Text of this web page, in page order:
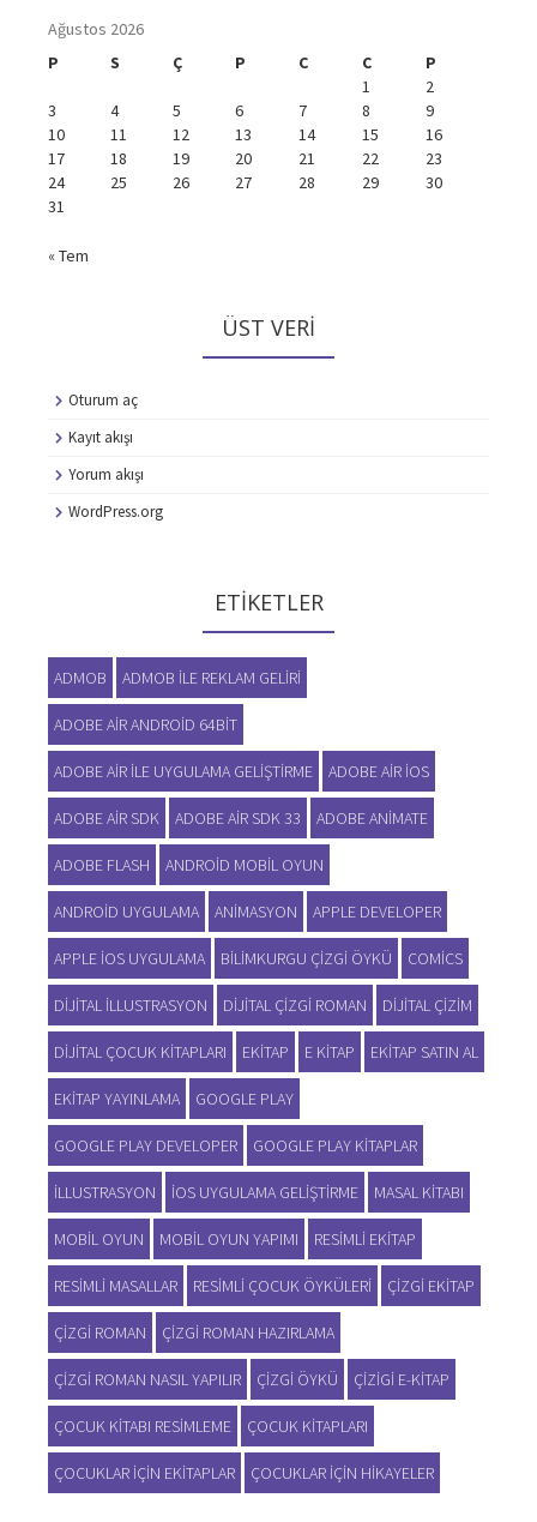
Ağustos 2026
P
S Ç P C C
P
1
2
3
4 5 6 7 8
9
10
11 12 13 14 15
16
17
18 19 20 21 22
23
24
25 26 27 28 29
30
31
« Tem
ÜST VERI
Oturum aç
Kayıt akışı
Yorum akışı
WordPress.org
ETIKETLER
ADMOB ADMOB ILE REKLAM GELIRI
ADOBE AIR ANDROID 64BIT
ADOBE AIR ILE UYGULAMA GELIŞTIRME ADOBE AIR IOS
ADOBE AIR SDK ADOBE AIR SDK 33 ADOBE ANIMATE
ADOBE FLASH ANDROID MOBIL OYUN
ANDROID UYGULAMA ANIMASYON APPLE DEVELOPER
APPLE IOS UYGULAMA BILIMKURGU ÇIZGI ÖYKÜ COMICS
DIJITAL ILLUSTRASYON DIJITAL ÇIZGI ROMAN DIJITAL ÇIZIM
DIJITAL ÇOCUK KITAPLARI EKITAP E KITAP EKITAP SATIN AL
EKITAP YAYINLAMA GOOGLE PLAY
GOOGLE PLAY DEVELOPER GOOGLE PLAY KITAPLAR
ILLUSTRASYON IOS UYGULAMA GELIŞTIRME MASAL KITABI
MOBIL OYUN MOBIL OYUN YAPIMI RESIMLI EKITAP
RESIMLI MASALLAR RESIMLI ÇOCUK ÖYKÜLERI ÇIZGI EKITAP
ÇIZGI ROMAN ÇIZGI ROMAN HAZIRLAMA
ÇIZGI ROMAN NASIL YAPILIR ÇIZGI ÖYKÜ ÇIZIGI E-KITAP
ÇOCUK KITABI RESIMLEME ÇOCUK KITAPLARI
ÇOCUKLAR IÇIN EKITAPLAR ÇOCUKLAR IÇIN HIKAYELER